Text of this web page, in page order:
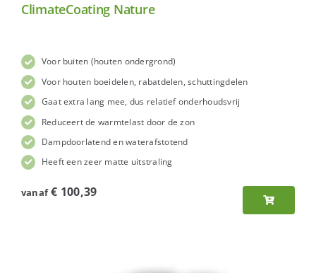
ClimateCoating Nature
Voor buiten (houten ondergrond)
Voor houten boeidelen, rabatdelen, schuttingdelen
Gaat extra lang mee, dus relatief onderhoudsvrij
Reduceert de warmtelast door de zon
Dampdoorlatend en waterafstotend
Heeft een zeer matte uitstraling
vanaf € 100,39